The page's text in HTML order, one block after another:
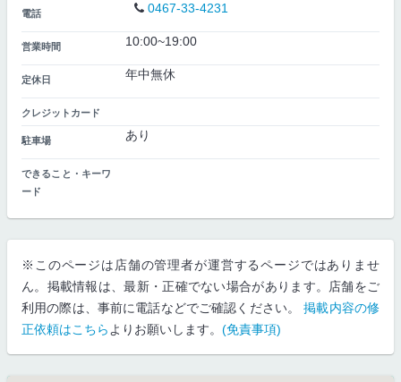
電話 0467-33-4231
営業時間 10:00~19:00
定休日 年中無休
クレジットカード
駐車場 あり
できること・キーワ
ード
※このページは店舗の管理者が運営するページではありませ
ん。掲載情報は、最新・正確でない場合があります。店舗をご
利用の際は、事前に電話などでご確認ください。掲載内容の修
正依頼はこちら よりお願いします。 (免責事項)